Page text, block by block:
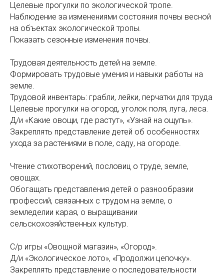
Целевые прогулки по экологической тропе.
Наблюдение за изменениями состояния почвы весной
на объектах экологической тропы.
Показать сезонные изменения почвы.
Трудовая деятельность детей на земле.
Формировать трудовые умения и навыки работы на
земле.
Трудовой инвентарь: грабли, лейки, перчатки для труда
Целевые прогулки на огород, уголок поля, луга, леса.
Д/и «Какие овощи, где растут», «Узнай на ощупь».
Закреплять представление детей об особенностях
ухода за растениями в поле, саду, на огороде.
Чтение стихотворений, пословиц о труде, земле,
овощах.
Обогащать представления детей о разнообразии
профессий, связанных с трудом на земле, о
земледелии карая, о выращивании
сельскохозяйственных культур.
С/р игры «Овощной магазин», «Огород».
Д/и «Экологическое лото», «Продолжи цепочку».
Закреплять представление о последовательности